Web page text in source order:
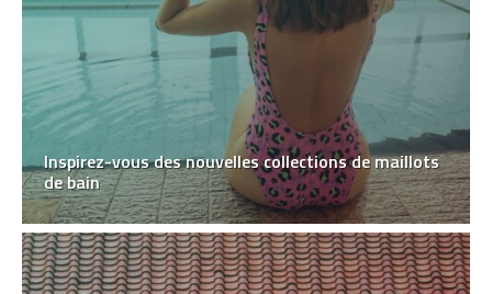
Inspirez-vous des nouvelles collections de maillots
de bain